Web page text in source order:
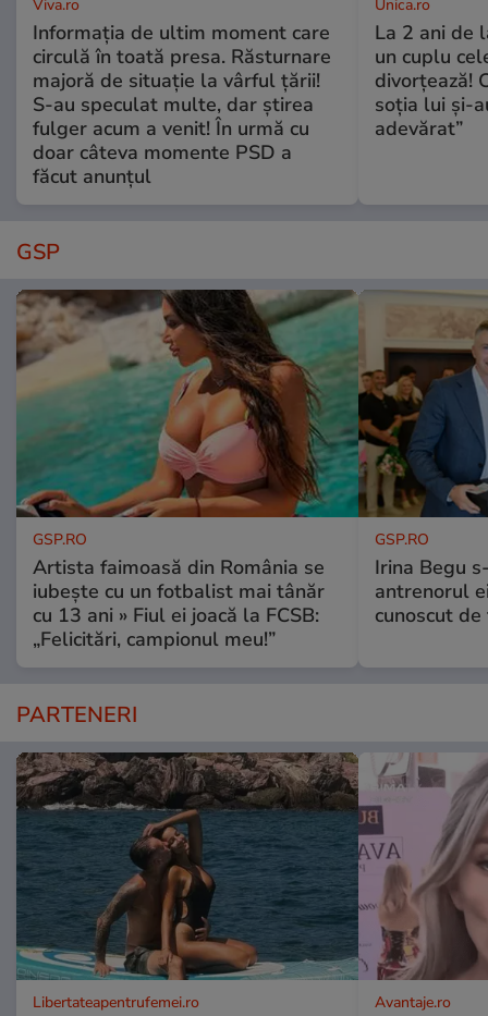
Viva.ro
Informația de ultim moment care
circulă în toată presa. Răsturnare
majoră de situație la vârful țării!
S-au speculat multe, dar știrea
fulger acum a venit! În urmă cu
doar câteva momente PSD a
făcut anunțul
Unica.ro
La 2 ani de
un cuplu
divorțează!
soția lui și-
adevărat”
GSP
GSP.RO
Artista faimoasă din România se
iubește cu un fotbalist mai tânăr
cu 13 ani » Fiul ei joacă la FCSB:
„Felicitări, campionul meu!”
GSP.RO
Irina Begu
antrenorul
cunoscut de
PARTENERI
Libertateapentrufemei.ro Avantaje.ro